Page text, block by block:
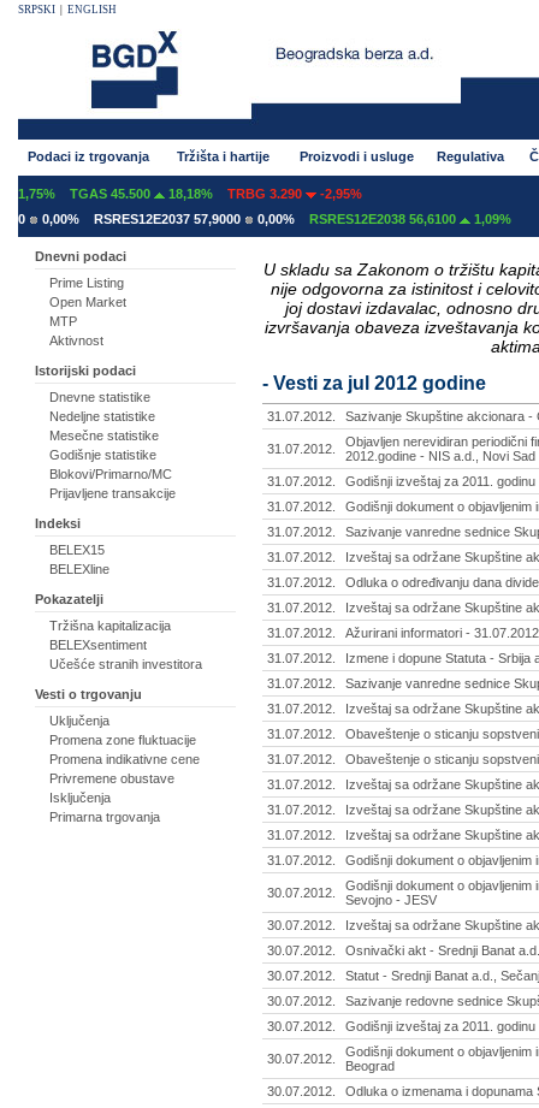
SRPSKI ENGLISH
Podaci iz trgovanja Tržišta i hartije Proizvodi i usluge Regulativa
TGAS 45.500 18,18% TRBG 3.290
-2,95%
RSRES12E2037 57,9000 0,00% RSRES12E2038 56,6100 1,09%
Dnevni podaci
Prime Listing
Open Market
MTP
Aktivnost
Istorijski podaci
Dnevne statistike
Nedeljne statistike
Mesečne statistike
Godišnje statistike
Blokovi/Primarno/MC
Prijavljene transakcije
Indeksi
BELEX15
BELEXline
Pokazatelji
Tržišna kapitalizacija
BELEXsentiment
Učešće stranih investitora
Vesti o trgovanju
Uključenja
Promena zone fluktuacije
Promena indikativne cene
Privremene obustave
Isključenja
Primarna trgovanja
U skladu sa Zakonom o tržištu
nije odgovorna za istinitost i
joj dostavi izdavalac, odnosno
izvršavanja obaveza izveštavanja
- Vesti za jul 2012 godine
31.07.2012. Sazivanje Skupštine akcionara -
31.07.2012.
Objavljen nerevidiran periodični
2012.godine - NIS a.d., Novi Sad
31.07.2012.
Godišnji izveštaj za 2011.
31.07.2012.
Godišnji dokument o
31.07.2012.
Sazivanje vanredne sednice
31.07.2012.
Izveštaj sa održane Skupštine
31.07.2012.
Odluka o određivanju dana
31.07.2012.
Izveštaj sa održane Skupštine
31.07.2012.
Ažurirani informatori - 31.07.2012
31.07.2012.
Izmene i dopune Statuta - Srbija
31.07.2012.
Sazivanje vanredne sednice
31.07.2012.
Izveštaj sa održane Skupštine
31.07.2012.
Obaveštenje o sticanju
31.07.2012.
Obaveštenje o sticanju
31.07.2012.
Izveštaj sa održane Skupštine
31.07.2012.
Izveštaj sa održane Skupštine
31.07.2012.
Izveštaj sa održane Skupštine
31.07.2012.
Godišnji dokument o
30.07.2012.
Godišnji dokument o
Sevojno - JESV
30.07.2012.
Izveštaj sa održane Skupštine
30.07.2012.
Osnivački akt - Srednji Banat
30.07.2012.
Statut - Srednji Banat a.d., Sečanj
30.07.2012.
Sazivanje redovne sednice
30.07.2012.
Godišnji izveštaj za 2011.
30.07.2012.
Godišnji dokument o
Beograd
30.07.2012.
Odluka o izmenama i